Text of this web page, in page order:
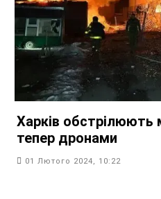
Харків
тепер дронами
01 Лютого 2024, 10:22